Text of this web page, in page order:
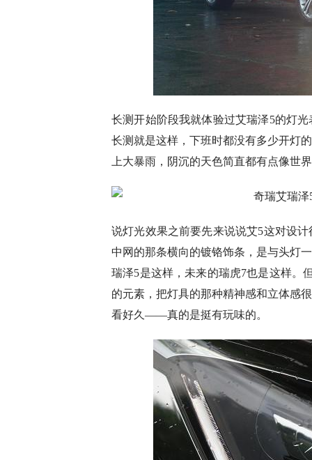
长测开始阶段我就体验过艾瑞泽5的灯
长测就是这样，下班时都没有多少开灯
上大暴雨，阴沉的天色简直都有点像世
说灯光效果之前要先来说说艾5这对设
中网的那条横向的镀铬饰条，是与头灯
瑞泽5是这样，未来的瑞虎7也是这样。
的元素，把灯具的那种精神感和立体感
看好久——真的是挺有玩味的。